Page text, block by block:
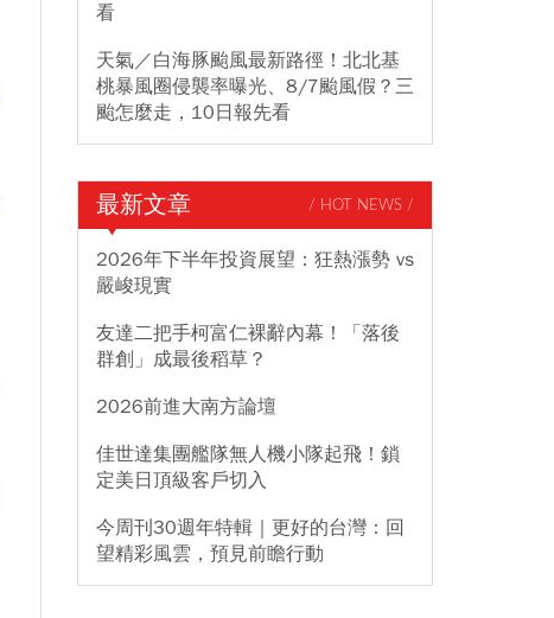
看
天氣／白海豚颱風最新路徑！北北基
桃暴風圈侵襲率曝光、8/7颱風假？三
颱怎麼走，10日報先看
最新文章 / HOT NEWS /
2026年下半年投資展望：狂熱漲勢 vs
嚴峻現實
友達二把手柯富仁裸辭內幕！「落後
群創」成最後稻草？
2026前進大南方論壇
佳世達集團艦隊無人機小隊起飛！鎖
定美日頂級客戶切入
今周刊30週年特輯｜更好的台灣：回
望精彩風雲，預見前瞻行動